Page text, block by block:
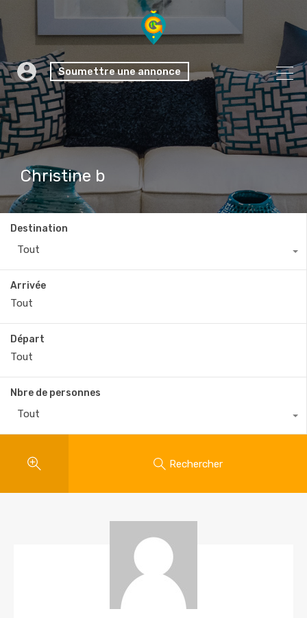
Soumettre une annonce
Christine b
Destination
Tout
Arrivée
Départ
Nbre de personnes
Tout
Rechercher